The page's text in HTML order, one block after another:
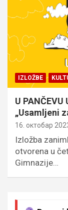
IZLOŽBE
U
„Usamljeni
16. октобар
Izložba
otvorena u
Gimnazije…